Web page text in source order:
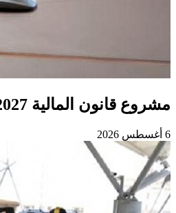
مشروع قانون المالية 2027 يحدد أربع أولويات كبرى لتعزيز التنمية وتوطيد الدولة الاجتماعية
6 أغسطس 2026